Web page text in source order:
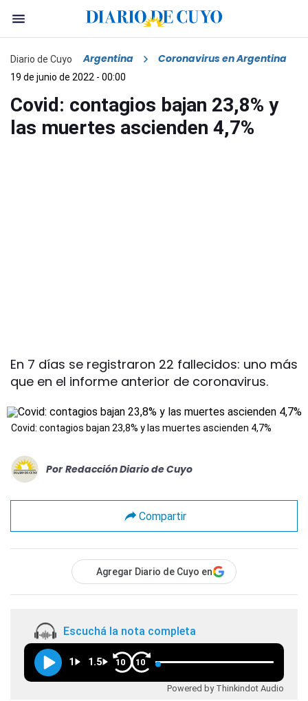
Diario de Cuyo Argentina Coronavirus en Argentina
19 de junio de 2022 - 00:00
Covid: contagios bajan 23,8% y
las muertes ascienden 4,7%
En 7 días se registraron 22 fallecidos: uno más
que en el informe anterior de coronavirus.
Covid: contagios bajan 23,8% y las muertes ascienden 4,7%
Por Redacción Diario de Cuyo
Compartir
Agregar Diario de Cuyo en
Escuchá la nota completa
1 1.5 10 10
Powered by Thinkindot Audio